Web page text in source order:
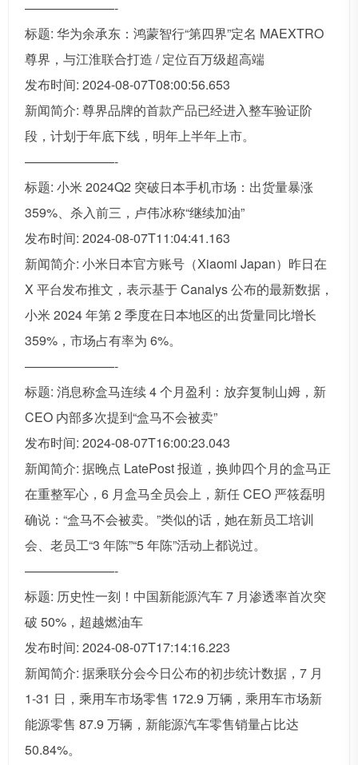
———————-
标题: 华为余承东：鸿蒙智行“第四界”定名 MAEXTRO
尊界，与江淮联合打造 / 定位百万级超高端
发布时间: 2024-08-07T08:00:56.653
新闻简介: 尊界品牌的首款产品已经进入整车验证阶
段，计划于年底下线，明年上半年上市。
———————-
标题: 小米 2024Q2 突破日本手机市场：出货量暴涨
359%、杀入前三，卢伟冰称“继续加油”
发布时间: 2024-08-07T11:04:41.163
新闻简介: 小米日本官方账号（Xiaomi Japan）昨日在
X 平台发布推文，表示基于 Canalys 公布的最新数据，
小米 2024 年第 2 季度在日本地区的出货量同比增长
359%，市场占有率为 6%。
———————-
标题: 消息称盒马连续 4 个月盈利：放弃复制山姆，新
CEO 内部多次提到“盒马不会被卖”
发布时间: 2024-08-07T16:00:23.043
新闻简介: 据晚点 LatePost 报道，换帅四个月的盒马正
在重整军心，6 月盒马全员会上，新任 CEO 严筱磊明
确说：“盒马不会被卖。”类似的话，她在新员工培训
会、老员工“3 年陈”“5 年陈”活动上都说过。
———————-
标题: 历史性一刻！中国新能源汽车 7 月渗透率首次突
破 50%，超越燃油车
发布时间: 2024-08-07T17:14:16.223
新闻简介: 据乘联分会今日公布的初步统计数据，7 月
1-31 日，乘用车市场零售 172.9 万辆，乘用车市场新
能源零售 87.9 万辆，新能源汽车零售销量占比达
50.84%。